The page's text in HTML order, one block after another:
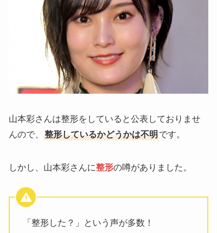
山本彩さんは整形をしていると公表しておりませ
んので、 整形しているかどうかは不明です。
しかし、山本彩さんに整形の噂がありました。
「整形した？」という声が多数！